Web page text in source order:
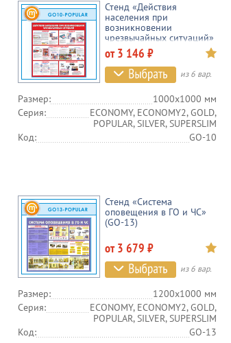
Стенд «Действия
населения при
возникновении
чрезвычайных ситуаций»
(GO-10)
от 3 146 ₽
из 6 вар.
Размер:
1000х1000 мм
Серия:
ECONOMY, ECONOMY2, GOLD,
POPULAR, SILVER, SUPERSLIM
Код:
GO-10
Стенд «Система
оповещения в ГО и ЧС»
(GO-13)
от 3 679 ₽
из 6 вар.
Размер:
1200х1000 мм
Серия:
ECONOMY, ECONOMY2, GOLD,
POPULAR, SILVER, SUPERSLIM
Код:
GO-13